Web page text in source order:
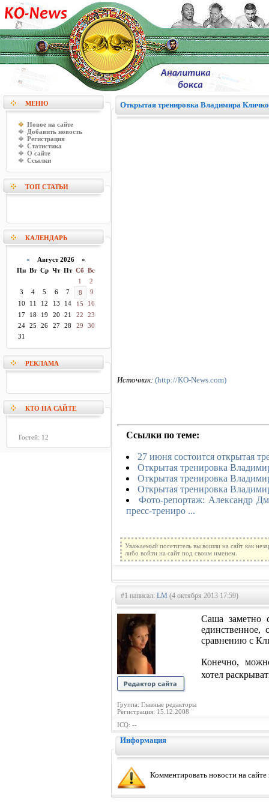
МЕНЮ
Новое на сайте
Добавить новость
Регистрация
Статистика
О сайте
Ссылки
ТОП СТАТЬИ
КАЛЕНДАРЬ
« Август 2026 »
Пн Вт Ср Чт Пт Сб Вс
1
2
3
4 5 6 7 8
9
10
11 12 13 14 15
16
17
18 19 20 21 22
23
24
25 26 27 28 29
30
31
РЕКЛАМА
КТО НА САЙТЕ
Гостей: 12
Открытая тренировка Владимира
Источник: (http://KO-News.com)
Ссылки по теме:
27 июня состоится открытая
Открытая тренировка
Открытая тренировка
Открытая тренировка
Фото-репортаж: Александр
пресс-трениро ...
Уважаемый посетитель вы вошли на сайт как
либо войти на сайт под своим именем.
#1 написал: LM (4 октября 2013 17:59)
Группа: Главные редакторы
Регистрация: 15.12.2008
Саша заметно
единственное,
сравнению с
Конечно,
хотел
ICQ: --
Информация
Комментировать новости на